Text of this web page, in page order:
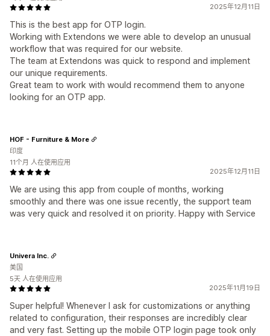
2025年12月11日
This is the best app for OTP login.
Working with Extendons we were able to develop an unusual
workflow that was required for our website.
The team at Extendons was quick to respond and implement
our unique requirements.
Great team to work with would recommend them to anyone
looking for an OTP app.
2025年12月11日
We are using this app from couple of months, working
smoothly and there was one issue recently, the support team
was very quick and resolved it on priority. Happy with Service
HOF - Furniture & More
印度
11个月 人在使用应用
2025年11月19日
Super helpful! Whenever I ask for customizations or anything
related to configuration, their responses are incredibly clear
and very fast. Setting up the mobile OTP login page took only
Univera Inc.
美国
5天 人在使用应用